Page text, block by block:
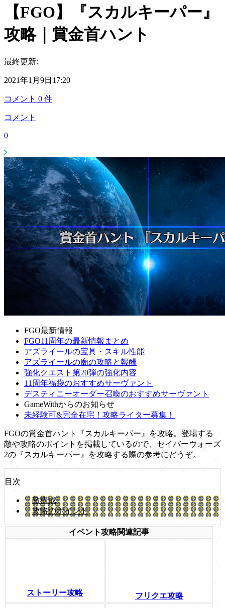
【FGO】『スカルキーパー』
攻略｜賞金首ハント
最終更新:
2021年1月9日17:20
コメント 0 件
コメント
0
FGO最新情報
FGO11周年の最新情報まとめ
アズライールの宝具・スキル性能
アズライールの廟の攻略と報酬
強化クエスト第20弾の強化内容
11周年福袋のおすすめサーヴァント
デスティニーオーダー召喚のおすすめサーヴァント
GameWithからのお知らせ
未経験可&完全在宅！攻略ライター募集！
FGOの賞金首ハント『スカルキーパー』を攻略。登場する
敵や攻略のポイントを掲載しているので、セイバーウォーズ
2の『スカルキーパー』を攻略する際の参考にどうぞ。
目次
敵構成
攻略のポイント
イベント攻略関連記事
ストーリー攻略 フリクエ攻略